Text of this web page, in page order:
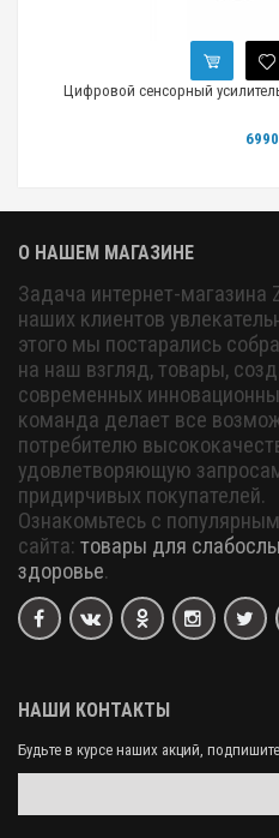
Цифровой сенсорный усилитель
О НАШЕМ МАГАЗИНЕ
Задача интернет-магазина
наших клиентов
этого мы постарались
на наш взгляд, товары,
современных
команда делает все
потребителю
удовлетворяющую
придирчивых покупателей.
Ознакомьтесь с
сайта: товары для
здоровье.
НАШИ КОНТАКТЫ
Будьте в курсе наших акций,